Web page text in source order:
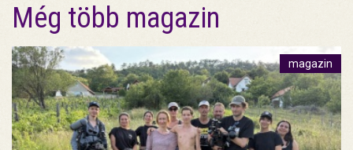
Még több magazin
magazin